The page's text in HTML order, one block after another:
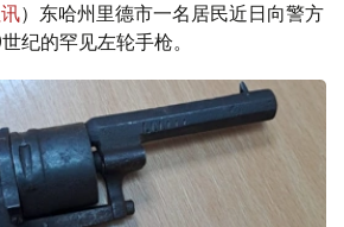
）东哈州里德市一名居民近日向警方
纪的罕见左轮手枪。